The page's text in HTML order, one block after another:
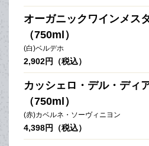
オーガニックワインメス
（750ml）
(白)ベルデホ
2,902円（税込）
カッシェロ・デル・ディ
（750ml）
(赤)カベルネ・ソーヴィニヨン
4,398円（税込）